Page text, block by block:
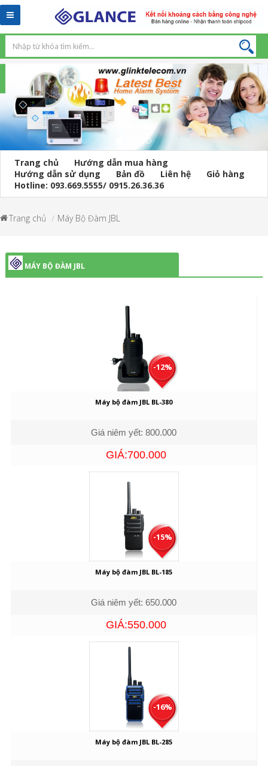
Toggle
navigation
Trang chủ
Hướng dẫn mua hàng
Hướng dẫn sử dụng
Bản đồ Liên hệ
Giỏ hàng
Hotline: 093.669.5555/ 0915.26.36.36
Trang chủ Máy Bộ Đàm JBL
MÁY BỘ ĐÀM JBL
-12%
Máy bộ đàm JBL BL-380
Giá niêm yết: 800.000
GIÁ:700.000
-15%
Máy bộ đàm JBL BL-185
Giá niêm yết: 650.000
GIÁ:550.000
-16%
Máy bộ đàm JBL BL-285